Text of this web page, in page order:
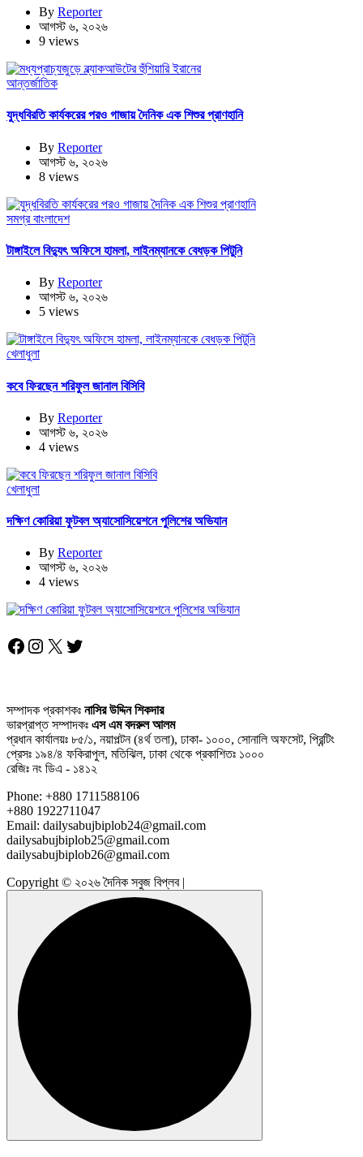
By Reporter
আগস্ট ৬, ২০২৬
9 views
আন্তর্জাতিক
যুদ্ধবিরতি কার্যকরের পরও গাজায় দৈনিক এক শিশুর প্রাণহানি
By Reporter
আগস্ট ৬, ২০২৬
8 views
সমগ্র বাংলাদেশ
টাঙ্গাইলে বিদ্যুৎ অফিসে হামলা, লাইনম্যানকে বেধড়ক পিটুনি
By Reporter
আগস্ট ৬, ২০২৬
5 views
খেলাধুলা
কবে ফিরছেন শরিফুল জানাল বিসিবি
By Reporter
আগস্ট ৬, ২০২৬
4 views
খেলাধুলা
দক্ষিণ কোরিয়া ফুটবল অ্যাসোসিয়েশনে পুলিশের অভিযান
By Reporter
আগস্ট ৬, ২০২৬
4 views
Facebook
Instagram
X Twitter
সম্পাদক প্রকাশকঃ নাসির উদ্দিন শিকদার
ভারপ্রাপ্ত সম্পাদকঃ এস এম বদরুল আলম
প্রধান কার্যালয়ঃ ৮৫/১, নয়াপল্টন (৪র্থ তলা), ঢাকা- ১০০০, সোনালি অফসেট, প্রিন্টিং
প্রেসঃ ১৯৪/৪ ফকিরাপুল, মতিঝিল, ঢাকা থেকে প্রকাশিতঃ ১০০০
রেজিঃ নং ডিএ - ১৪১২
Phone: +880 1711588106
+880 1922711047
Email: dailysabujbiplob24@gmail.com
dailysabujbiplob25@gmail.com
dailysabujbiplob26@gmail.com
Copyright © ২০২৬ দৈনিক সবুজ বিপ্লব |